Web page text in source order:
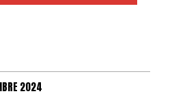
2024